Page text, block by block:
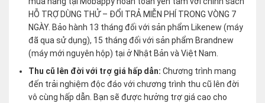
HỖ TRỢ DÙNG THỬ – ĐỔI TRẢ MIỄN PHÍ TRONG VÒNG 7
NGÀY. Bảo hành 13 tháng đối với sản phẩm Likenew (máy
đã qua sử dụng), 15 tháng đối với sản phẩm Brandnew
(máy mới nguyên hộp) tại ở Nhật Bản và Việt Nam.
Thu cũ lên đời với trợ giá hấp dẫn:Chương trình mang
đến trải nghiệm độc đáo với chương trình thu cũ lên đời
vô cùng hấp dẫn. Bạn sẽ được hưởng trợ giá cao cho